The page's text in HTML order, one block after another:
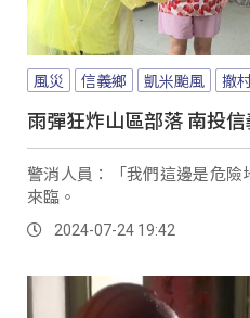
風災 信義鄉 凱米颱風 撤
雨彈狂炸山區部落 南投
警消人員：「我們這邊是危
來臨。
2024-07-24 19:42